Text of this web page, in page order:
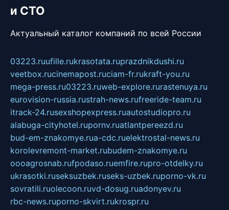
и СТО
Актуальный каталог компаний по всей России
03223.ruufille.rukrasotata.ruprazdnikdushi.ru
veetbox.rucinemapost.ruciam-fr.rukraft-you.ru
mega-press.ru03223.ruweb-explore.rurastenuya.ru
eurovision-russia.rustrah-news.rufreeride-team.ru
itrack-24.rusexshopexpress.ruautostudiopro.ru
alabuga-cityhotel.rupornv.ruatlantpereezd.ru
bud-em-znakomye.rua-cdc.ruelektrostal-news.ru
korolevremont-market.rubudem-znakomye.ru
oooagrosnab.rufpodaso.ruemfire.rupro-otdelky.ru
ukrasotki.ruseksuzbek.ruseks-uzbek.ruporno-vk.ru
sovratili.ruolecoon.ruvd-dosug.ruadonyev.ru
rbc-news.ruporno-skvirt.rukrospr.ru